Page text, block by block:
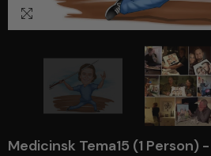
Medicinsk Tema15 (1